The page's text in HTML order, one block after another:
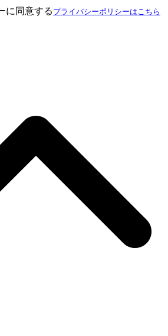
に同意するプライバシーポリシーはこちら